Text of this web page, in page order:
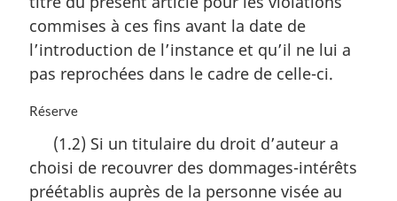
l
e
:
commises à ces fins avant la date de
l’introduction de l’instance et qu’il ne lui a
pas reprochées dans le cadre de celle-ci.
N
e
m
Réserve
(1.2) Si un titulaire du droit d’auteur a
choisi de recouvrer des dommages-intérêts
préétablis auprès de la personne visée au